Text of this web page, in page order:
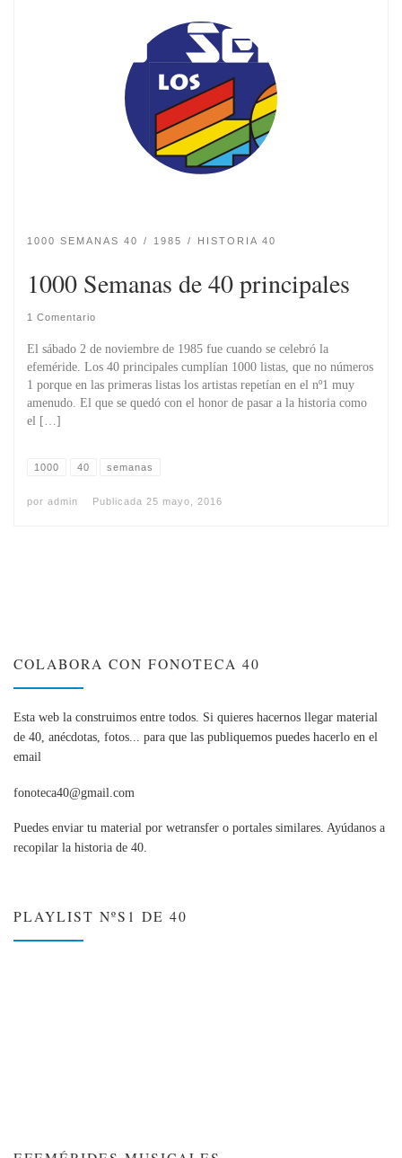
1000 SEMANAS 40 1985 HISTORIA 40
1000 Semanas de 40 principales
1 Comentario
El sábado 2 de noviembre de 1985 fue cuando se celebró la
efeméride. Los 40 principales cumplían 1000 listas, que no números
1 porque en las primeras listas los artistas repetí­an en el nº1 muy
amenudo. El que se quedó con el honor de pasar a la historia como
el […]
1000 40 semanas
por admin Publicada 25 mayo, 2016
COLABORA CON FONOTECA 40
Esta web la construimos entre todos. Si quieres hacernos llegar material
de 40, anécdotas, fotos... para que las publiquemos puedes hacerlo en el
email
fonoteca40@gmail.com
Puedes enviar tu material por wetransfer o portales similares. Ayúdanos a
recopilar la historia de 40.
PLAYLIST NºS1 DE 40